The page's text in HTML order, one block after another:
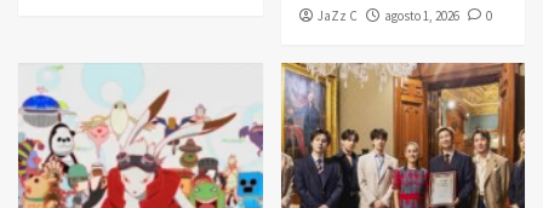
JaZz C agosto 1, 2026 0